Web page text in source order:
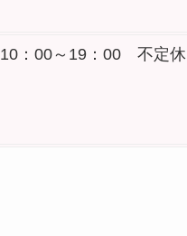
10：00～19：00 不定休